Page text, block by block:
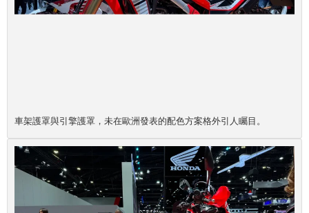
車架護罩與引擎護罩，未在歐洲發表的配色方案格外引人矚目。